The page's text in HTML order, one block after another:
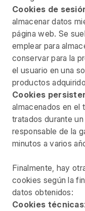
Cookies de
almacenar datos
página web. Se
emplear para
conservar para la
el usuario en una
productos
Cookies
almacenados en el
tratados durante
responsable de la
minutos a varios
Finalmente, hay
cookies según la
datos obtenidos:
Cookies técnicas